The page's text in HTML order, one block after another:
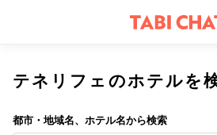
テネリフェのホテルを
都市・地域名、ホテル名から検索